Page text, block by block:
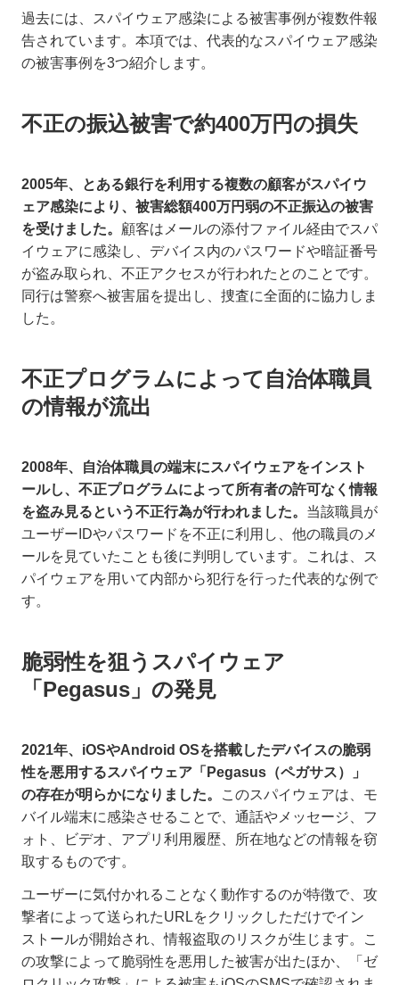
過去には、スパイウェア感染による被害事例が複数件報
告されています。本項では、代表的なスパイウェア感染
の被害事例を3つ紹介します。
不正の振込被害で約400万円の損失
2005年、とある銀行を利用する複数の顧客がスパイウ
ェア感染により、被害総額400万円弱の不正振込の被害
を受けました。 顧客はメールの添付ファイル経由でスパ
イウェアに感染し、デバイス内のパスワードや暗証番号
が盗み取られ、不正アクセスが行われたとのことです。
同行は警察へ被害届を提出し、捜査に全面的に協力しま
した。
不正プログラムによって自治体職員
の情報が流出
2008年、自治体職員の端末にスパイウェアをインスト
ールし、不正プログラムによって所有者の許可なく情報
を盗み見るという不正行為が行われました。 当該職員が
ユーザーIDやパスワードを不正に利用し、他の職員のメ
ールを見ていたことも後に判明しています。これは、ス
パイウェアを用いて内部から犯行を行った代表的な例で
す。
脆弱性を狙うスパイウェア
「Pegasus」の発見
2021年、iOSやAndroid OSを搭載したデバイスの脆弱
性を悪用するスパイウェア「Pegasus（ペガサス）」
の存在が明らかになりました。
このスパイウェアは、モ
バイル端末に感染させることで、通話やメッセージ、フ
ォト、ビデオ、アプリ利用履歴、所在地などの情報を窃
取するものです。
ユーザーに気付かれることなく動作するのが特徴で、攻
撃者によって送られたURLをクリックしただけでイン
ストールが開始され、情報盗取のリスクが生じます。こ
の攻撃によって脆弱性を悪用した被害が出たほか、「ゼ